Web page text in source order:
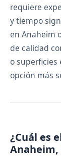
requiere
y tiempo
en Anaheim
de calidad
o superficies
opción más
¿Cuál es
Anaheim,